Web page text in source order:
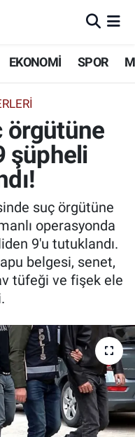
EKONOMİ SPOR
örgütüne
şüpheli
suç örgütüne
operasyonda
9'u tutuklandı.
belgesi, senet,
tüfeği ve fişek ele